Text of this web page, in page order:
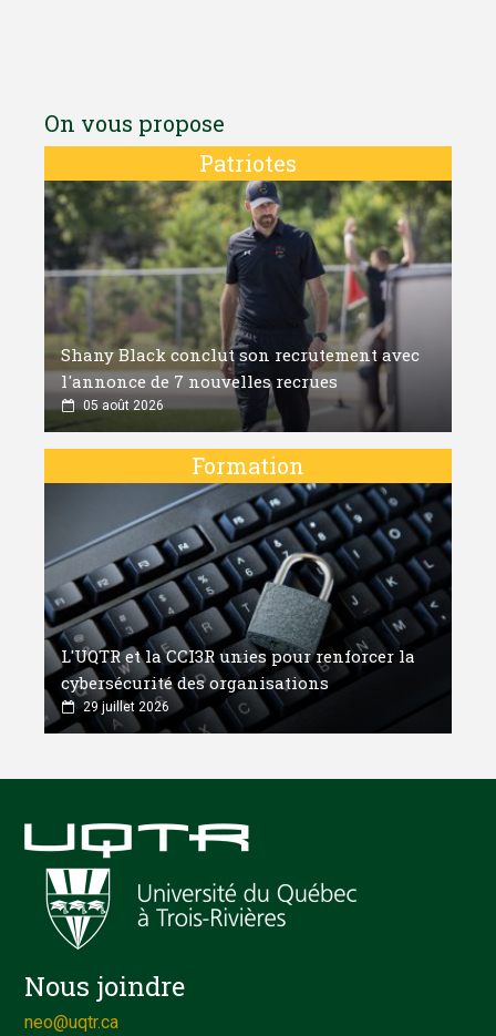
On vous propose
Patriotes
Shany Black conclut son recrutement avec
l'annonce de 7 nouvelles recrues
05 août 2026
Formation
L'UQTR et la CCI3R unies pour renforcer la
cybersécurité des organisations
29 juillet 2026
Nous joindre
neo@uqtr.ca